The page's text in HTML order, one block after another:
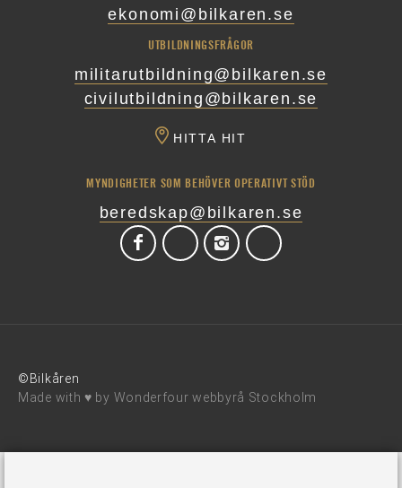
ekonomi@bilkaren.se
UTBILDNINGSFRÅGOR
militarutbildning@bilkaren.se
civilutbildning@bilkaren.se
HITTA HIT
MYNDIGHETER SOM BEHÖVER OPERATIVT STÖD
beredskap@bilkaren.se
©Bilkåren
Made with ♥ by Wonderfour webbyrå Stockholm